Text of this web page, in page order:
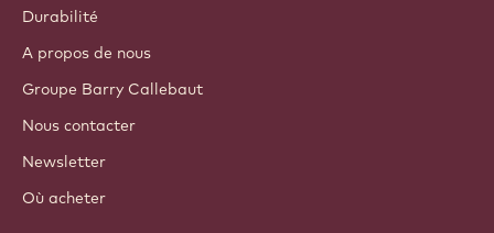
Durabilité
A propos de nous
Groupe Barry Callebaut
Nous contacter
Newsletter
Où acheter